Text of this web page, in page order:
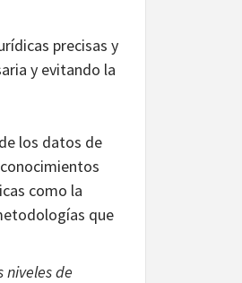
precisas y
y evitando la
los datos de
como la
que
niveles de